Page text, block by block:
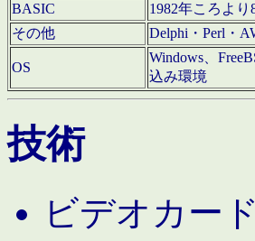
BASIC
1982年ころよ
その他
Delphi・Perl・
OS
Windows、
込み環境
技術
ビデオカー